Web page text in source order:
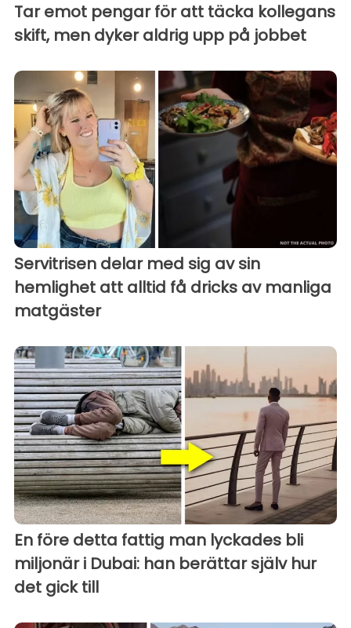
Tar emot pengar för att täcka kollegans
skift, men dyker aldrig upp på jobbet
Servitrisen delar med sig av sin
hemlighet att alltid få dricks av manliga
matgäster
En före detta fattig man lyckades bli
miljonär i Dubai: han berättar själv hur
det gick till